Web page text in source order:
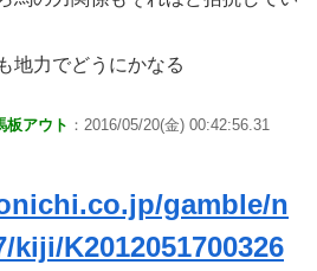
地力でどうにかなる
板アウト ：2016/05/20(金) 00:42:56.31
gamble/n
kiji/K2012051700326